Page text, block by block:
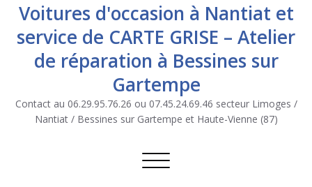
Voitures d'occasion à Nantiat et
service de CARTE GRISE – Atelier
de réparation à Bessines sur
Gartempe
Contact au 06.29.95.76.26 ou 07.45.24.69.46 secteur Limoges /
Nantiat / Bessines sur Gartempe et Haute-Vienne (87)
Afficher/masquer la navigation